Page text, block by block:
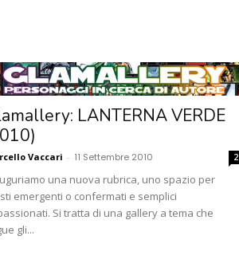
LANTERNA VERDE
Vaccari - 11 Settembre 2010 2
una nuova rubrica, uno spazio per
emergenti o confermati e semplici
Si tratta di una gallery a tema che
gli...